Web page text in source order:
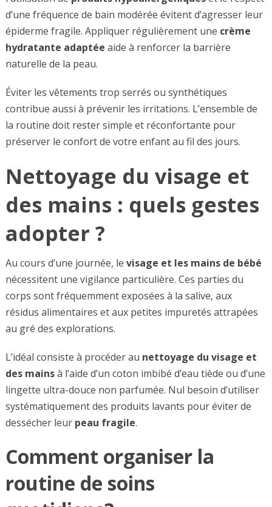
d’une fréquence de bain modérée évitent d’agresser leur
épiderme fragile. Appliquer régulièrement une crème
hydratante adaptée aide à renforcer la barrière
naturelle de la peau.
Éviter les vêtements trop serrés ou synthétiques
contribue aussi à prévenir les irritations. L’ensemble de
la routine doit rester simple et réconfortante pour
préserver le confort de votre enfant au fil des jours.
Nettoyage du visage et
des mains : quels gestes
adopter ?
Au cours d’une journée, le visage et les mains de bébé
nécessitent une vigilance particulière. Ces parties du
corps sont fréquemment exposées à la salive, aux
résidus alimentaires et aux petites impuretés attrapées
au gré des explorations.
L’idéal consiste à procéder au nettoyage du visage et
des mainsà l’aide d’un coton imbibé d’eau tiède ou d’une
lingette ultra-douce non parfumée. Nul besoin d’utiliser
systématiquement des produits lavants pour éviter de
dessécher leur peau fragile.
Comment organiser la
routine de soins